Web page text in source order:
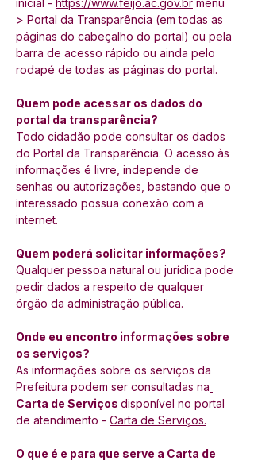
inicial - https://www.feijo.ac.gov.br menu
> Portal da Transparência (em todas as
páginas do cabeçalho do portal) ou pela
barra de acesso rápido ou ainda pelo
rodapé de todas as páginas do portal.
Quem pode acessar os dados do
portal da transparência?
Todo cidadão pode consultar os dados
do Portal da Transparência. O acesso às
informações é livre, independe de
senhas ou autorizações, bastando que o
interessado possua conexão com a
internet.
Quem poderá solicitar informações?
Qualquer pessoa natural ou jurídica pode
pedir dados a respeito de qualquer
órgão da administração pública.
Onde eu encontro informações sobre
os serviços?
As informações sobre os serviços da
Prefeitura podem ser consultadas na
Carta de Serviços disponível no portal
de atendimento - Carta de Serviços.
O que é e para que serve a Carta de